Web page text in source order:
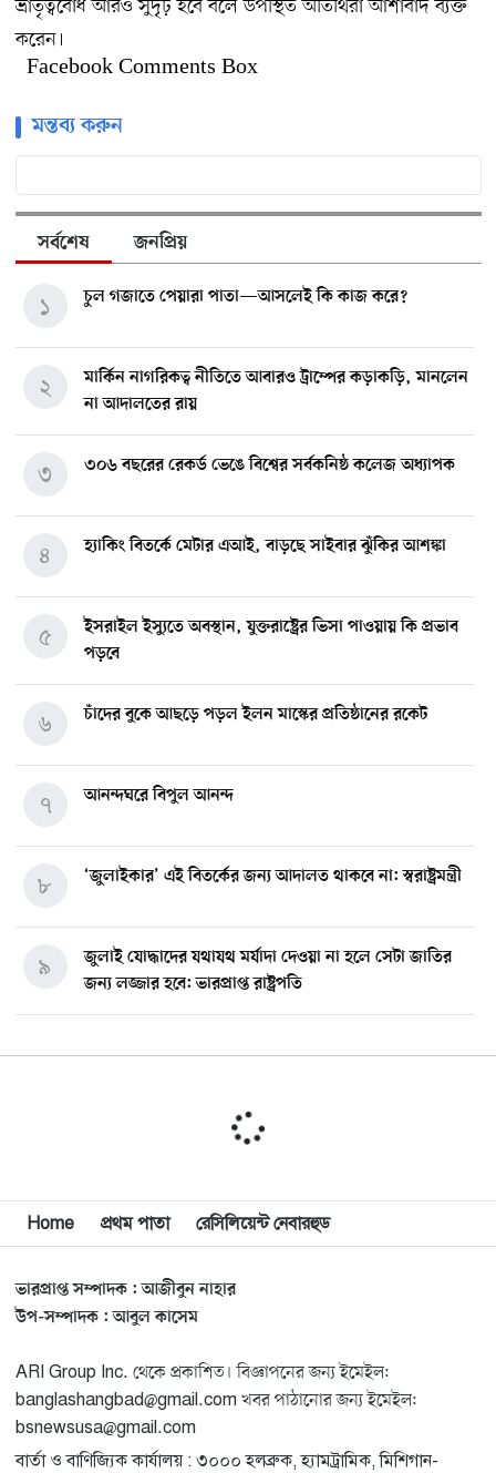
ভ্রাতৃত্ববোধ আরও সুদৃঢ় হবে বলে উপস্থিত অতিথিরা আশাবাদ ব্যক্ত
করেন।
Facebook Comments Box
মন্তব্য করুন
সর্বশেষ জনপ্রিয়
চুল গজাতে পেয়ারা পাতা—আসলেই কি কাজ করে?
১
মার্কিন নাগরিকত্ব নীতিতে আবারও ট্রাম্পের কড়াকড়ি, মানলেন
না আদালতের রায়
২
৩০৬ বছরের রেকর্ড ভেঙে বিশ্বের সর্বকনিষ্ঠ কলেজ অধ্যাপক
৩
হ্যাকিং বিতর্কে মেটার এআই, বাড়ছে সাইবার ঝুঁকির আশঙ্কা
৪
ইসরাইল ইস্যুতে অবস্থান, যুক্তরাষ্ট্রের ভিসা পাওয়ায় কি প্রভাব
পড়বে
৫
চাঁদের বুকে আছড়ে পড়ল ইলন মাস্কের প্রতিষ্ঠানের রকেট
৬
আনন্দঘরে বিপুল আনন্দ
৭
‘জুলাইকার’ এই বিতর্কের জন্য আদালত থাকবে না: স্বরাষ্ট্রমন্ত্রী
৮
জুলাই যোদ্ধাদের যথাযথ মর্যাদা দেওয়া না হলে সেটা জাতির
জন্য লজ্জার হবে: ভারপ্রাপ্ত রাষ্ট্রপতি
৯
১০
মিশিগানে দক্ষিণ সুরমা ওয়েলফেয়ার অ্যাসোসিয়েশনের
বিশ্বজুড়ে কূটনৈতিক পুনর্বিন্যাস, ৫ অঞ্চলে মিশন বন্ধ করছে
যুক্তরাষ্ট্র
১২
মিশিগানে ফ্রেন্ডস এন্ড ফ্যামিলির বনভোজনে প্রাণের উচ্ছ্বাস
১৩
মিশিগানে ডেমোক্র্যাটদের প্রাইমারিতে আল-সাইয়েদকে হারাতে
কেন এত মরিয়া ইসারায়েলি লবি এআইপ্যাক
১৪
Home প্রথম পাতা রেসিলিয়েন্ট নেবারহুড
ভারপ্রাপ্ত সম্পাদক : আজীবুন নাহার
উপ-সম্পাদক : আবুল কাসেম
ARI Group Inc. থেকে প্রকাশিত। বিজ্ঞাপনের জন্য ইমেইল:
banglashangbad@gmail.com খবর পাঠানোর জন্য ইমেইল:
bsnewsusa@gmail.com
বার্তা ও বাণিজ্যিক কার্যালয় : ৩০০০ হলব্রুক, হ্যামট্রামিক, মিশিগান-